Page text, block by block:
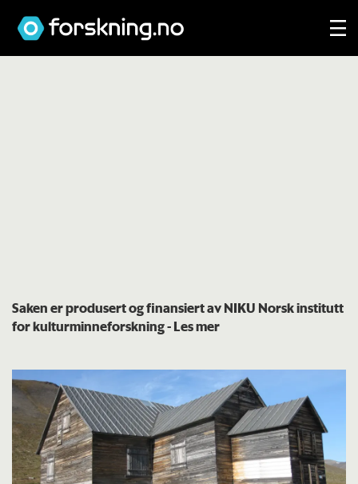
Saken er produsert og finansiert av NIKU Norsk institutt
for kulturminneforskning- Les mer